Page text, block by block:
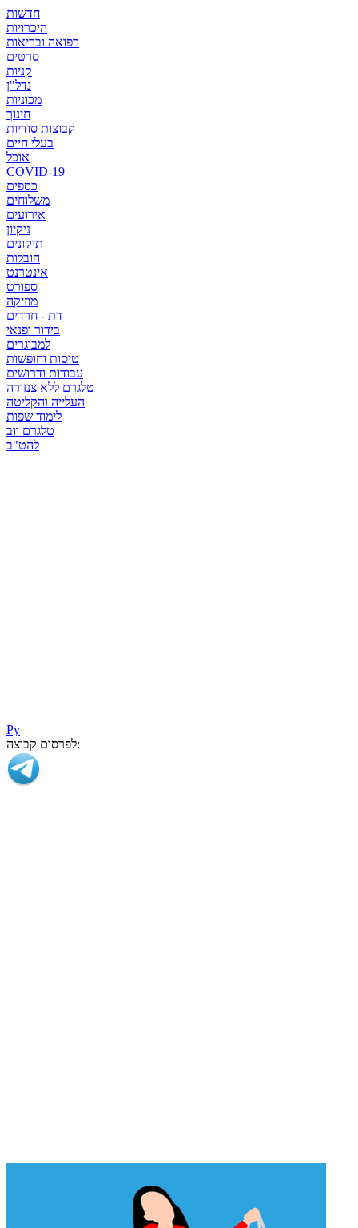
חדשות
היכרויות
רפואה ובריאות
סרטים
קניות
נדל"ן
מכוניות
חינוך
קבוצות סודיות
בעלי חיים
אוכל
COVID-19
כספים
משלוחים
אירועים
ניקיון
תיקונים
הובלות
אינטרנט
ספורט
מוזיקה
דת - חרדים
בידור ופנאי
למבוגרים
טיסות וחופשות
עבודות ודרושים
טלגרם ללא צנזורה
העלייה והקליטה
לימוד שפות
טלגרם ווב
להט"ב
Ру
לפרסום קבוצה: